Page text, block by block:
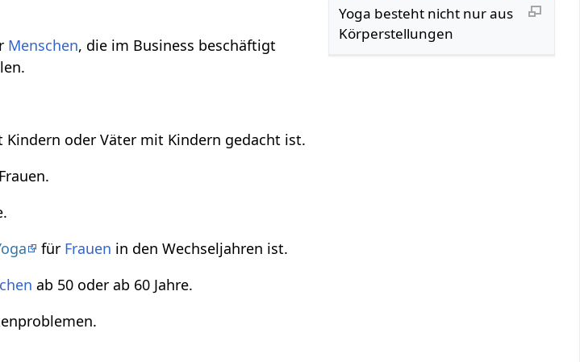
Yoga besteht nicht nur aus
Körperstellungen
Menschen, die im Business beschäftigt
oder Väter mit Kindern gedacht ist.
für Frauen in den Wechseljahren ist.
ab 50 oder ab 60 Jahre.